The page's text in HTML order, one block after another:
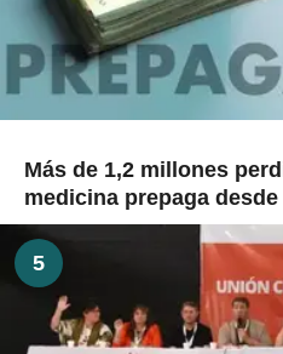
Más de 1,2 millones
medicina prepaga
5